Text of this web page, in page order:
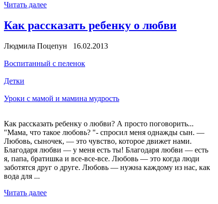
Читать далее
Как рассказать ребенку о любви
Людмила Поцепун 16.02.2013
Воспитанный с пеленок
Детки
Уроки с мамой и мамина мудрость
Как рассказать ребенку о любви? А просто поговорить...
"Мама, что такое любовь? "- спросил меня однажды сын. —
Любовь, сыночек, — это чувство, которое движет нами.
Благодаря любви — у меня есть ты! Благодаря любви — есть
я, папа, братишка и все-все-все. Любовь — это когда люди
заботятся друг о друге. Любовь — нужна каждому из нас, как
вода для ...
Читать далее